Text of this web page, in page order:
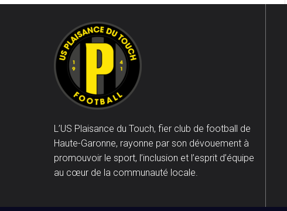
L’US Plaisance du Touch, fier club de football de
Haute-Garonne, rayonne par son dévouement à
promouvoir le sport, l’inclusion et l’esprit d’équipe
au cœur de la communauté locale.